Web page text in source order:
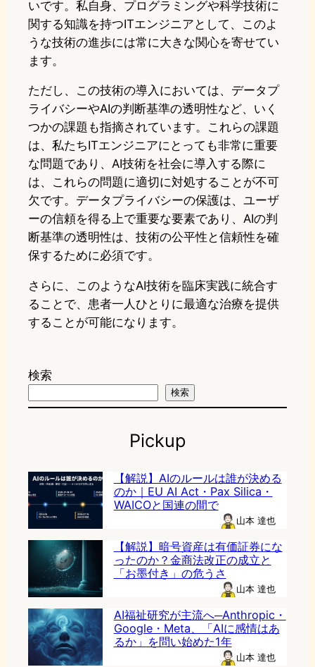
いです。私自身、プログラミングや科学技術に
関する知識を持つITエンジニアとして、このよ
うな技術の進歩には常に大きな関心を寄せてい
ます。
ただし、この技術の導入においては、データプ
ライバシーやAIの判断基準の透明性など、いく
つかの課題も指摘されています。これらの課題
は、私たちITエンジニアにとっても非常に重要
な問題であり、AI技術を社会に導入する際に
は、これらの問題に適切に対処することが不可
欠です。データプライバシーの保護は、ユーザ
ーの信頼を得る上で重要な要素であり、AIの判
断基準の透明性は、技術の公平性と信頼性を確
保するために必須です。
さらに、このようなAI技術を臨床実践に統合す
ることで、患者一人ひとりに最適な治療を提供
することが可能になります。
検索
検索
Pickup
【解説】AIのルールは誰が決める
のか｜EU AI Act・Pax Silica・
WAICOと国連の間で
山本 達也
【解説】暗号資産は有価証券にな
ったのか？金商法改正の成立と
「お墨付き」の危うさ
山本 達也
AI福祉研究が主流へ─Anthropic・
Google・Meta、「AIに感情はあ
るか」を問い始めた1年
山本 達也